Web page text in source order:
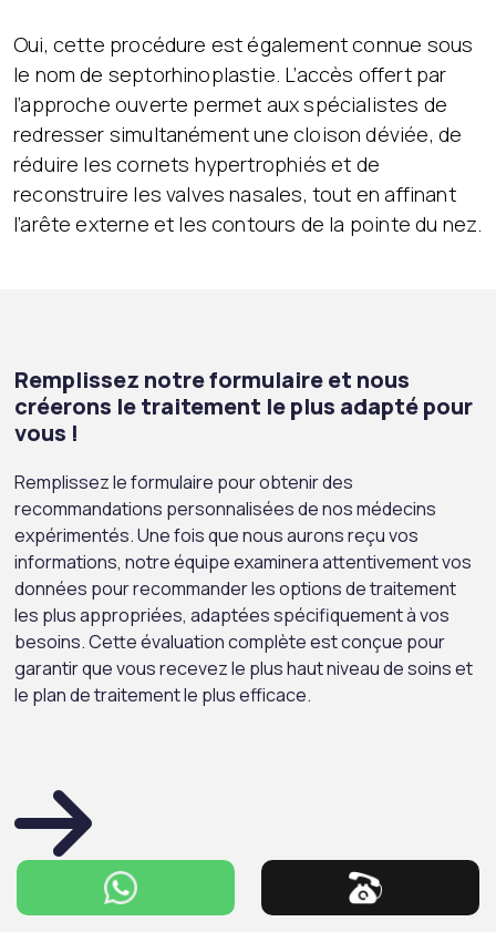
Oui, cette procédure est également connue sous
le nom de septorhinoplastie. L’accès offert par
l’approche ouverte permet aux spécialistes de
redresser simultanément une cloison déviée, de
réduire les cornets hypertrophiés et de
reconstruire les valves nasales, tout en affinant
l’arête externe et les contours de la pointe du nez.
Remplissez notre formulaire et nous
créerons le traitement le plus adapté pour
vous !
Remplissez le formulaire pour obtenir des
recommandations personnalisées de nos médecins
expérimentés. Une fois que nous aurons reçu vos
informations, notre équipe examinera attentivement vos
données pour recommander les options de traitement
les plus appropriées, adaptées spécifiquement à vos
besoins. Cette évaluation complète est conçue pour
garantir que vous recevez le plus haut niveau de soins et
le plan de traitement le plus efficace.